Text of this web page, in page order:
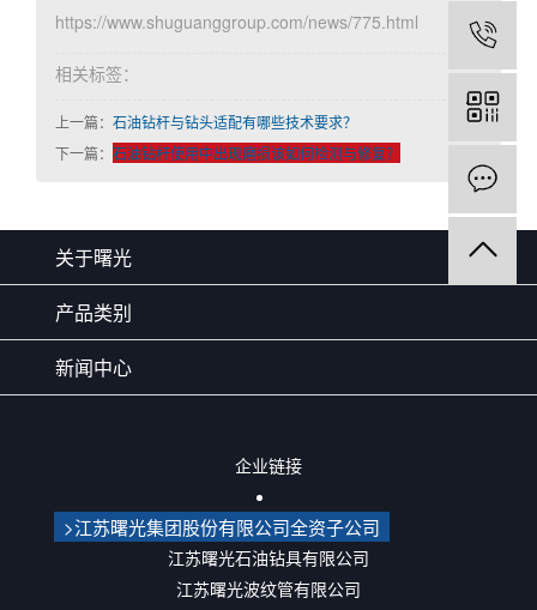
https://www.shuguanggroup.com/news/775.html
相关标签：
上一篇： 石油钻杆与钻头适配有哪些技术要求？
下一篇： 石油钻杆使用中出现磨损该如何检测与修复？
关于曙光
产品类别
新闻中心
企业链接
>江苏曙光集团股份有限公司全资子公司
江苏曙光石油钻具有限公司
江苏曙光波纹管有限公司